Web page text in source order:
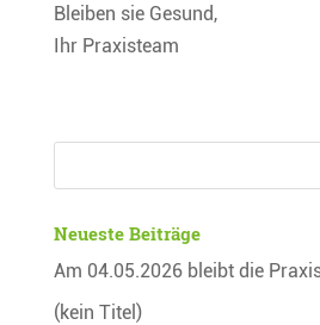
Bleiben sie Gesund,
Ihr Praxisteam
Neueste Beiträge
Am 04.05.2026 bleibt die
(kein Titel)